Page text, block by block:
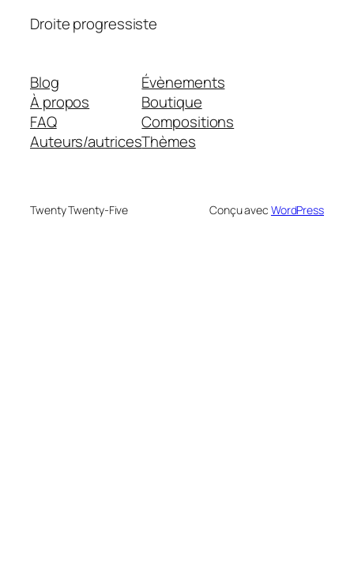
Droite progressiste
Blog
À propos
FAQ
Auteurs/autrices
Évènements
Boutique
Compositions
Thèmes
Twenty Twenty-Five Conçu avec WordPress